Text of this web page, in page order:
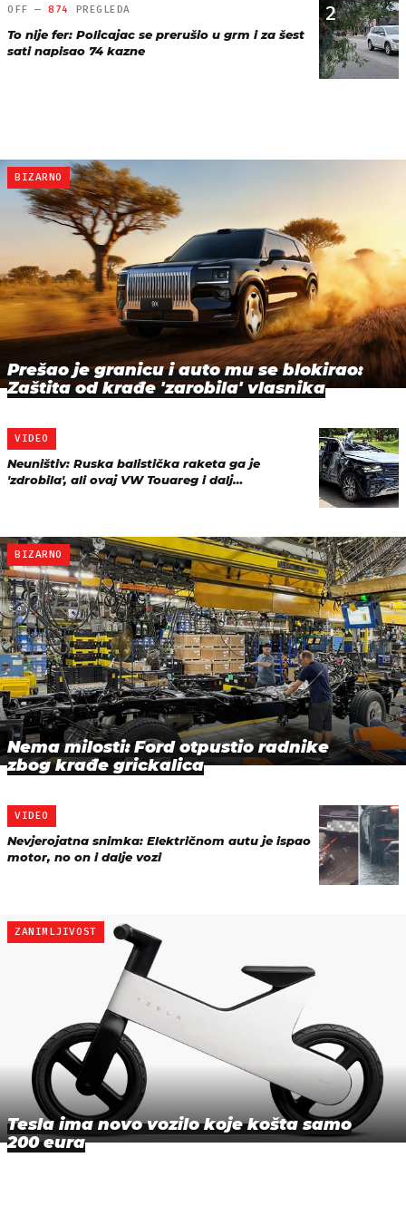
2
OFF —874 PREGLEDA
To nije fer: Policajac se prerušio u grm i za šest
sati napisao 74 kazne
BIZARNO
Prešao je granicu i auto mu se blokirao:
Zaštita od krađe 'zarobila' vlasnika
VIDEO
Neuništiv: Ruska balistička raketa ga je
'zdrobila', ali ovaj VW Touareg i dalj…
BIZARNO
Nema milosti: Ford otpustio radnike
zbog krađe grickalica
VIDEO
Nevjerojatna snimka: Električnom autu je ispao
motor, no on i dalje vozi
ZANIMLJIVOST
Tesla ima novo vozilo koje košta samo
200 eura